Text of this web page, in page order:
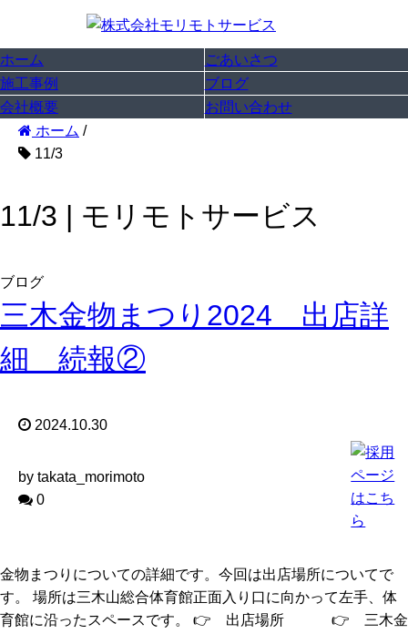
ホーム
ごあいさつ
施工事例
ブログ
会社概要
お問い合わせ
ホーム /
11/3
11/3 | モリモトサービス
ブログ
三木金物まつり2024 出店詳
細 続報②
2024.10.30
by takata_morimoto
0
金物まつりについての詳細です。今回は出店場所についてで
す。 場所は三木山総合体育館正面入り口に向かって左手、体
育館に沿ったスペースです。 👉 出店場所 👉 三木金